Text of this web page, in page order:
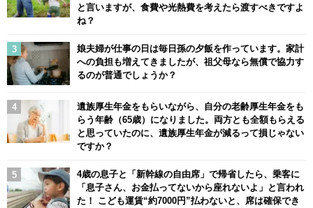
と言いますが、食費や光熱費を考えたら渡すべきですよ
ね？
娘夫婦が仕事の日は毎日孫の夕飯を作っています。家計
への負担も増えてきましたが、祖父母なら無償で協力す
るのが普通でしょうか？
遺族厚生年金をもらいながら、自分の老齢厚生年金をも
らう年齢（65歳）になりました。両方とも全額もらえる
と思っていたのに、遺族厚生年金が減るって損じゃない
ですか？
4歳の息子と「新幹線の自由席」で帰省したら、乗客に
「息子さん、お金払ってないから座れないよ」と言われ
た！ こども運賃“約7000円”払わないと、席は確保でき